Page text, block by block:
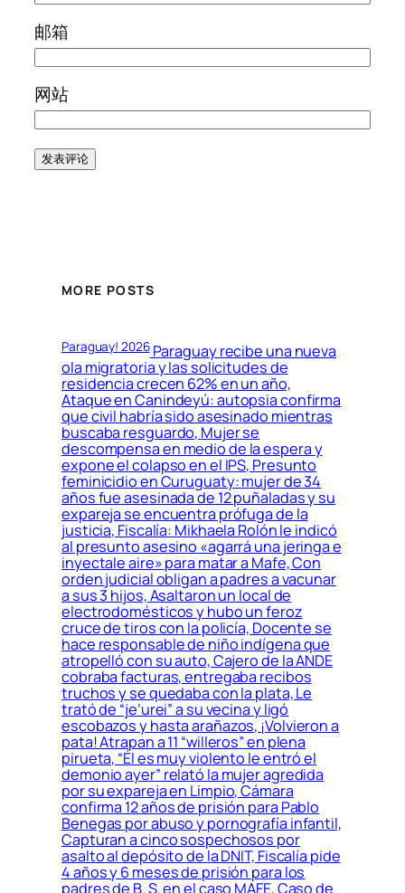
邮箱
网站
MORE POSTS
Paraguay! 2026Paraguay recibe una nueva
ola migratoria y las solicitudes de
residencia crecen 62% en un año,
Ataque en Canindeyú: autopsia confirma
que civil habría sido asesinado mientras
buscaba resguardo, Mujer se
descompensa en medio de la espera y
expone el colapso en el IPS, Presunto
feminicidio en Curuguaty: mujer de 34
años fue asesinada de 12 puñaladas y su
expareja se encuentra prófuga de la
justicia, Fiscalía: Mikhaela Rolón le indicó
al presunto asesino «agarrá una jeringa e
inyectale aire» para matar a Mafe, Con
orden judicial obligan a padres a vacunar
a sus 3 hijos, Asaltaron un local de
electrodomésticos y hubo un feroz
cruce de tiros con la policía, Docente se
hace responsable de niño indígena que
atropelló con su auto, Cajero de la ANDE
cobraba facturas, entregaba recibos
truchos y se quedaba con la plata, Le
trató de “je’urei” a su vecina y ligó
escobazos y hasta arañazos, ¡Volvieron a
pata! Atrapan a 11 “willeros” en plena
pirueta, “Él es muy violento le entró el
demonio ayer” relató la mujer agredida
por su expareja en Limpio, Cámara
confirma 12 años de prisión para Pablo
Benegas por abuso y pornografía infantil,
Capturan a cinco sospechosos por
asalto al depósito de la DNIT, Fiscalía pide
4 años y 6 meses de prisión para los
padres de B. S. en el caso MAFE, Caso de